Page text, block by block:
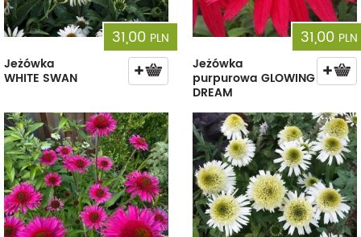
31,00 PLN
Jeżówka
WHITE SWAN
31,00 PLN
Jeżówka
purpurowa GLOWING
DREAM